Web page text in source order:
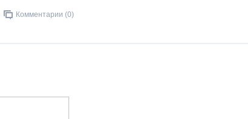
Комментарии (0)